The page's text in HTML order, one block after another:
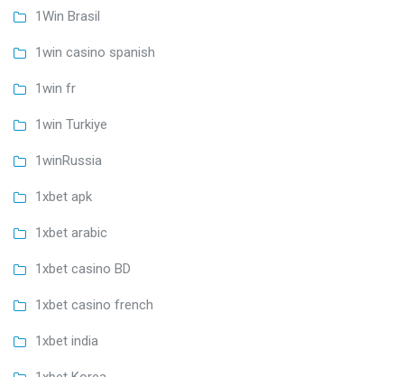
1Win Brasil
1win casino spanish
1win fr
1win Turkiye
1winRussia
1xbet apk
1xbet arabic
1xbet casino BD
1xbet casino french
1xbet india